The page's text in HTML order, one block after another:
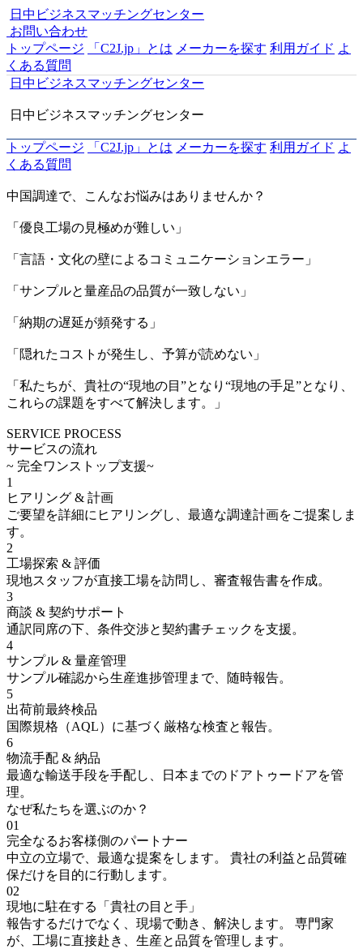
日中ビジネスマッチングセンター
お問い合わせ
トップページ
「C2J.jp」とは メーカーを探す 利用ガイド よ
くある質問
日中ビジネスマッチングセンター
日中ビジネスマッチングセンター
トップページ 「C2J.jp」とは メーカーを探す 利用ガイド よ
くある質問
中国調達で、こんなお悩みはありませんか？
「優良工場の見極めが難しい」
「言語・文化の壁によるコミュニケーションエラー」
「サンプルと量産品の品質が一致しない」
「納期の遅延が頻発する」
「隠れたコストが発生し、予算が読めない」
「私たちが、貴社の“現地の目”となり“現地の手足”となり、
これらの課題をすべて解決します。」
SERVICE PROCESS
サービスの流れ
~ 完全ワンストップ支援~
1
ヒアリング & 計画
ご要望を詳細にヒアリングし、最適な調達計画をご提案しま
す。
2
工場探索 & 評価
現地スタッフが直接工場を訪問し、審査報告書を作成。
3
商談 & 契約サポート
通訳同席の下、条件交渉と契約書チェックを支援。
4
サンプル & 量産管理
サンプル確認から生産進捗管理まで、随時報告。
5
出荷前最終検品
国際規格（AQL）に基づく厳格な検査と報告。
6
物流手配 & 納品
最適な輸送手段を手配し、日本までのドアトゥードアを管
理。
なぜ私たちを選ぶのか？
01
完全なるお客様側のパートナー
中立の立場で、最適な提案をします。 貴社の利益と品質確
保だけを目的に行動します。
02
現地に駐在する「貴社の目と手」
報告するだけでなく、現場で動き、解決します。 専門家
が、工場に直接赴き、生産と品質を管理します。